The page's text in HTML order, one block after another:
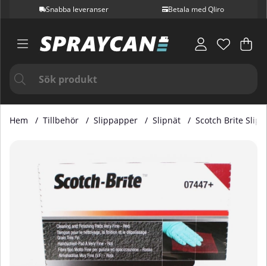
Snabba leveranser Betala med Qliro
.
Hem Tillbehör Slippapper Slipnät Scotch Brite